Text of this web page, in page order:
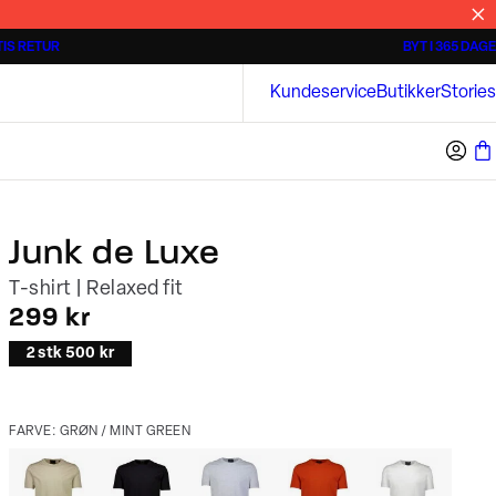
RETUR BYT I 365 DAGE
KundeserviceButikkerStories
Kortærmede skjorter
Bison
Junk de Luxe
T-shirt | Relaxed fit
I alt (inkl. rabat)
299 kr
2 stk 500 kr
FARVE: GRØN / MINT GREEN